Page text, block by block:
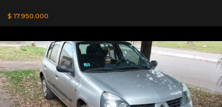
$ 17.950.000